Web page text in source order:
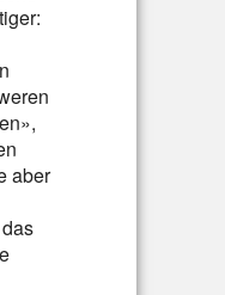
aber